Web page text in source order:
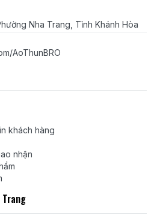
Nha Trang, Tỉnh Khánh Hòa
AoThunBRO
khách hàng
nhận
Trang